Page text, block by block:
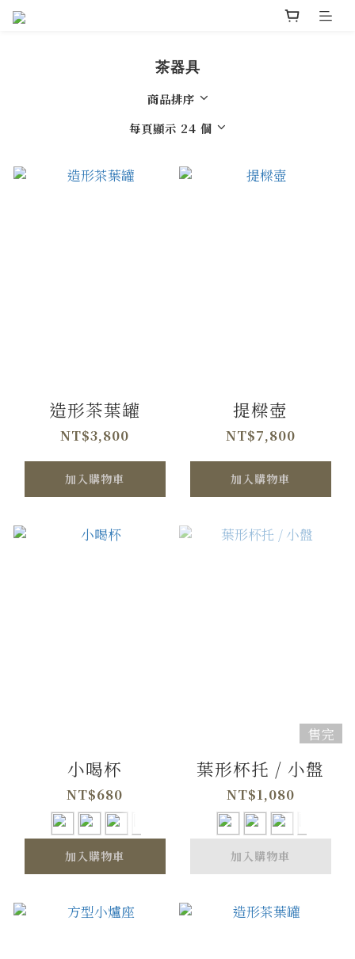
茶器具
商品排序
每頁顯示 24 個
造形茶葉罐
NT$3,800
加入購物車
提樑壺
NT$7,800
加入購物車
小喝杯
NT$680
加入購物車
售完
葉形杯托 / 小盤
NT$1,080
加入購物車